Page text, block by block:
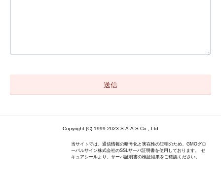
Copyright (C) 1999-2023 S.A.A.S Co., Ltd
当サイトでは、通信情報の暗号化と実在性の証明のため、GMOグロ
ーバルサイン株式会社のSSLサーバ証明書を使用しております。 セ
キュアシールより、サーバ証明書の検証結果をご確認ください。